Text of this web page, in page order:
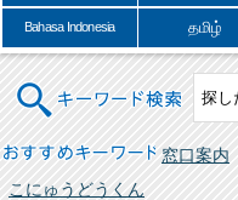
Bahasa Indonesia தமிழ்
キーワード検索
おすすめキーワード 窓口案内
こにゅうどうくん